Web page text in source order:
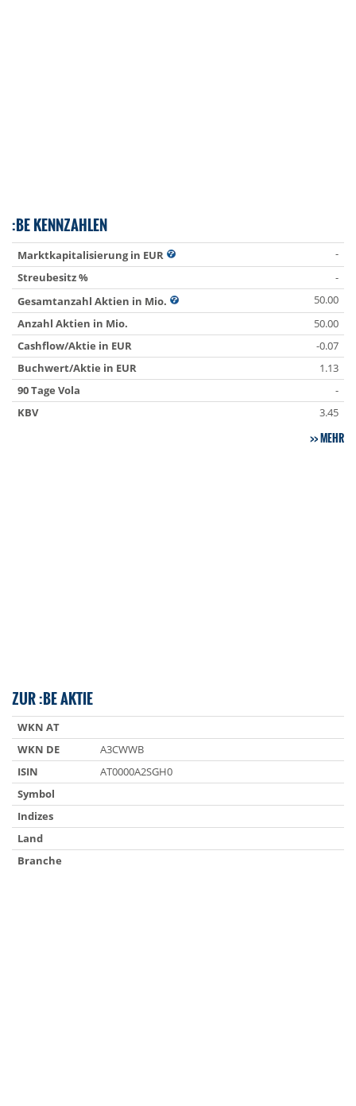
:BE KENNZAHLEN
Marktkapitalisierung in EUR
-
Streubesitz %
-
Gesamtanzahl Aktien in Mio.
50.00
Anzahl Aktien in Mio.
50.00
Cashflow/Aktie in EUR
-0.07
Buchwert/Aktie in EUR
1.13
90 Tage Vola
-
KBV
3.45
MEHR
ZUR :BE AKTIE
WKN AT
WKN DE
A3CWWB
ISIN
AT0000A2SGH0
Symbol
Indizes
Land
Branche